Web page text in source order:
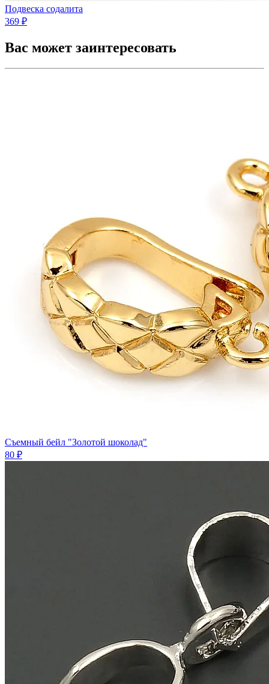
Подвеска содалита
369 ₽
Вас может заинтересовать
Съемный бейл "Золотой шоколад"
80 ₽